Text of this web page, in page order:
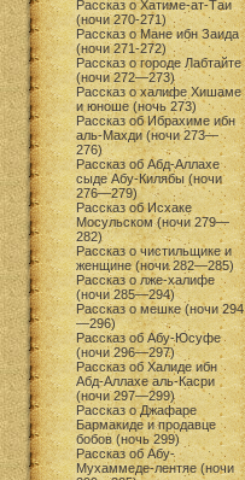
Рассказ о Хатиме-ат-Таи
(ночи 270-271)
Рассказ о Мане ибн Заида
(ночи 271-272)
Рассказ о городе Лабтайте
(ночи 272—273)
Рассказ о халифе Хишаме
и юноше (ночь 273)
Рассказ об Ибрахиме ибн
аль-Махди (ночи 273—
276)
Рассказ об Абд-Аллахе
сыде Абу-Килябы (ночи
276—279)
Рассказ об Исхаке
Мосульском (ночи 279—
282)
Рассказ о чистильщике и
женщине (ночи 282—285)
Рассказ о лже-халифе
(ночи 285—294)
Рассказ о мешке (ночи 294
—296)
Рассказ об Абу-Юсуфе
(ночи 296—297)
Рассказ об Халиде ибн
Абд-Аллахе аль-Касри
(ночи 297—299)
Рассказ о Джафаре
Бармакиде и продавце
бобов (ночь 299)
Рассказ об Абу-
Мухаммеде-лентяе (ночи